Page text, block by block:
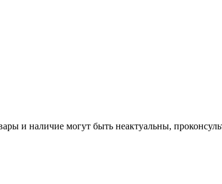
и наличие могут быть неактуальны,